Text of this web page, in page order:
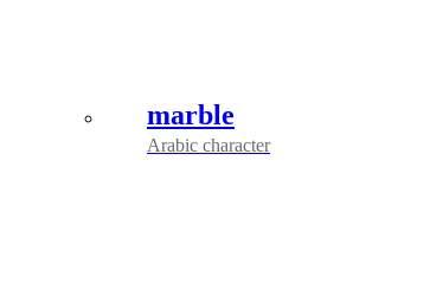
marble
Arabic character